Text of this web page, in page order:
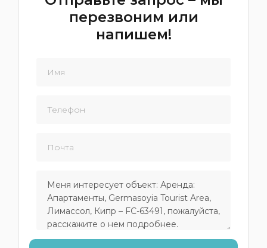
перезвоним или
напишем!